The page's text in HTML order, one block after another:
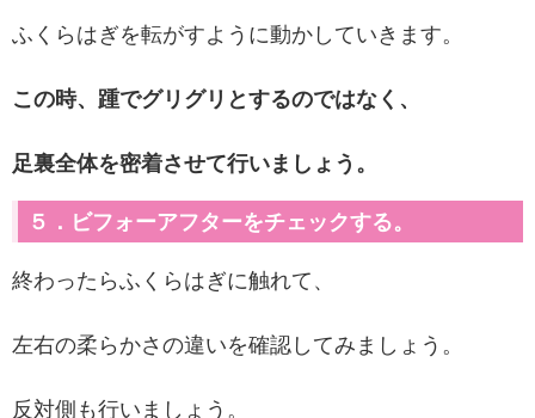
ふくらはぎを転がすように動かしていきます。
この時、踵でグリグリとするのではなく、
足裏全体を密着させて行いましょう。
５．ビフォーアフターをチェックする。
終わったらふくらはぎに触れて、
左右の柔らかさの違いを確認してみましょう。
反対側も行いましょう。